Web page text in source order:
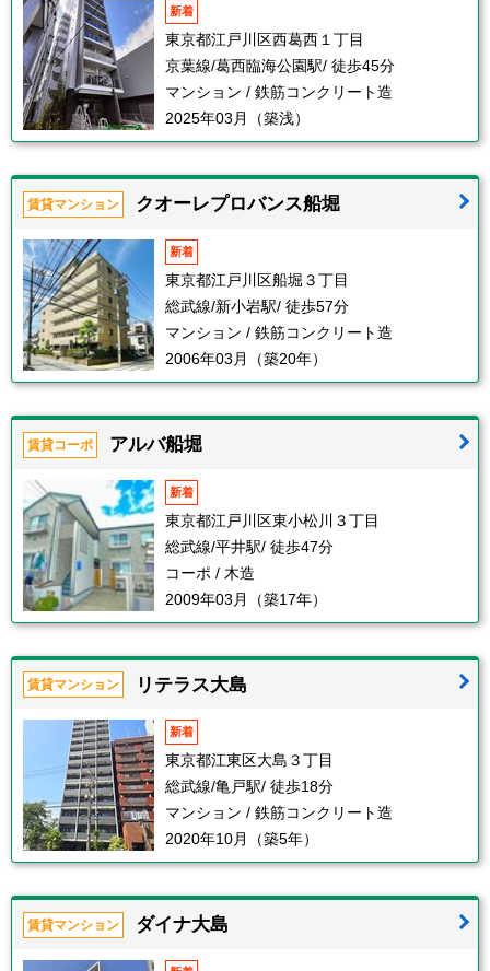
新着
東京都江戸川区西葛西１丁目
京葉線/葛西臨海公園駅/ 徒歩45分
マンション / 鉄筋コンクリート造
2025年03月（築浅）
賃貸マンション クオーレプロバンス船堀
新着
東京都江戸川区船堀３丁目
総武線/新小岩駅/ 徒歩57分
マンション / 鉄筋コンクリート造
2006年03月（築20年）
賃貸コーポ アルバ船堀
新着
東京都江戸川区東小松川３丁目
総武線/平井駅/ 徒歩47分
コーポ / 木造
2009年03月（築17年）
賃貸マンション リテラス大島
新着
東京都江東区大島３丁目
総武線/亀戸駅/ 徒歩18分
マンション / 鉄筋コンクリート造
2020年10月（築5年）
賃貸マンション ダイナ大島